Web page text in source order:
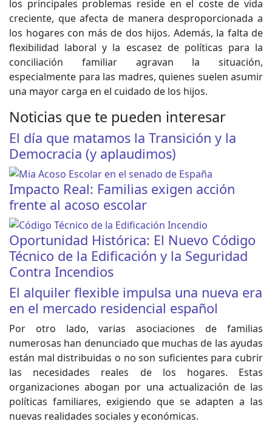
los principales problemas reside en el coste de vida
creciente, que afecta de manera desproporcionada a
los hogares con más de dos hijos. Además, la falta de
flexibilidad laboral y la escasez de políticas para la
conciliación familiar agravan la situación,
especialmente para las madres, quienes suelen asumir
una mayor carga en el cuidado de los hijos.
Noticias que te pueden interesar
El día que matamos la Transición y la
Democracia (y aplaudimos)
Impacto Real: Familias exigen acción
frente al acoso escolar
Oportunidad Histórica: El Nuevo Código
Técnico de la Edificación y la Seguridad
Contra Incendios
El alquiler flexible impulsa una nueva era
en el mercado residencial español
Por otro lado, varias asociaciones de familias
numerosas han denunciado que muchas de las ayudas
están mal distribuidas o no son suficientes para cubrir
las necesidades reales de los hogares. Estas
organizaciones abogan por una actualización de las
políticas familiares, exigiendo que se adapten a las
nuevas realidades sociales y económicas.